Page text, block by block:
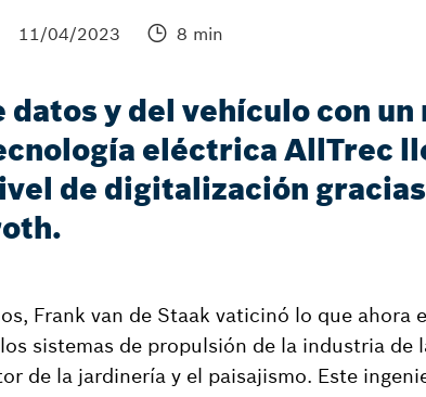
11/04/2023 8 min
y del vehículo con
eléctrica AllTrec
de digitalización
Frank van de Staak vaticinó lo que ahora
sistemas de propulsión de la industria de
de la jardinería y el paisajismo. Este